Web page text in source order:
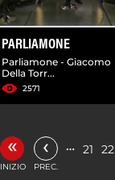
PARLIAMONE
Parliamone - Giacomo
Della Torr...
2571
«
INIZIO
‹
PREC.
… 21 22